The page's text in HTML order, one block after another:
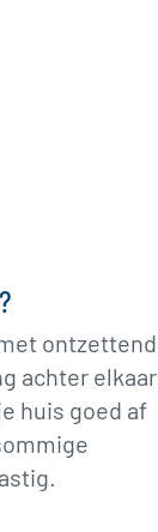
ontzettend
achter elkaar
huis goed af